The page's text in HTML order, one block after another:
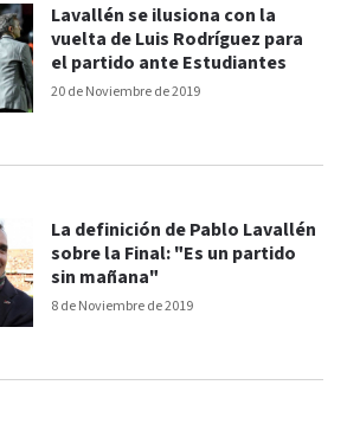
20 de Noviembre de 2019
Lavallén se ilusiona con la
vuelta de Luis Rodríguez para
el partido ante Estudiantes
8 de Noviembre de 2019
La definición de Pablo Lavallén
sobre la Final: "Es un partido
sin mañana"